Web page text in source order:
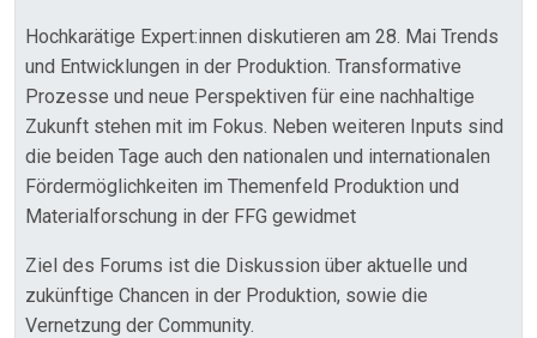
Hochkarätige Expert:innen diskutieren am 28. Mai Trends
und Entwicklungen in der Produktion. Transformative
Prozesse und neue Perspektiven für eine nachhaltige
Zukunft stehen mit im Fokus. Neben weiteren Inputs sind
die beiden Tage auch den nationalen und internationalen
Fördermöglichkeiten im Themenfeld Produktion und
Materialforschung in der FFG gewidmet
Ziel des Forums ist die Diskussion über aktuelle und
zukünftige Chancen in der Produktion, sowie die
Vernetzung der Community.